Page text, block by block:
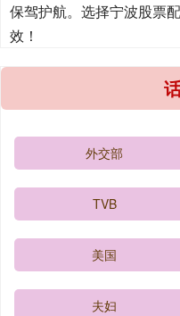
保驾护航。选择宁波股票
效！
外交部
TVB
美国
夫妇